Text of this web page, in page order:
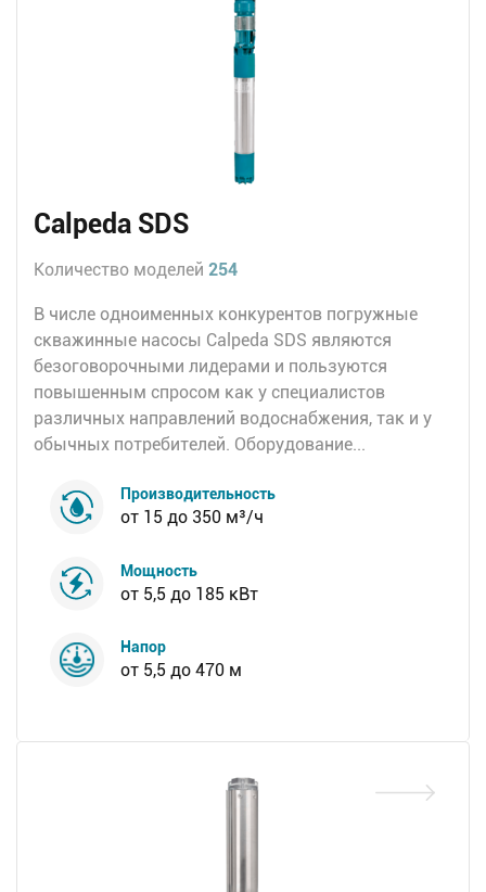
Calpeda SDS
Количество моделей 254
В числе одноименных конкурентов погружные
скважинные насосы Calpeda SDS являются
безоговорочными лидерами и пользуются
повышенным спросом как у специалистов
различных направлений водоснабжения, так и у
обычных потребителей. Оборудование...
Производительность
от 15 до 350 м³/ч
Мощность
от 5,5 до 185 кВт
Напор
от 5,5 до 470 м